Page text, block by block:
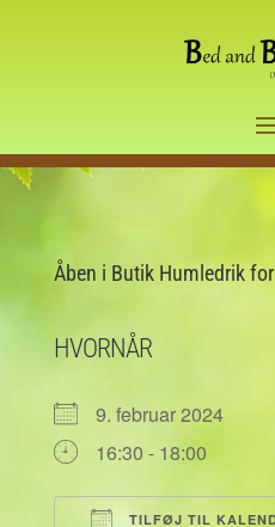
Åben i Butik Humledrik
HVORNÅR
9. februar 2024
16:30 - 18:00
TILFØJ TIL